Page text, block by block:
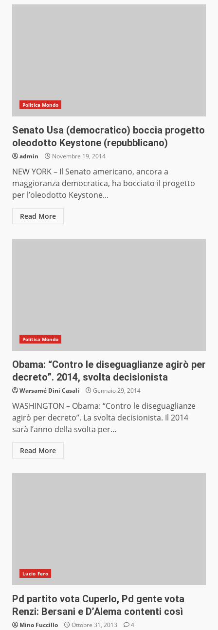
Politica Mondo
Senato Usa (democratico) boccia progetto
oleodotto Keystone (repubblicano)
admin Novembre 19, 2014
NEW YORK – Il Senato americano, ancora a
maggioranza democratica, ha bocciato il progetto
per l’oleodotto Keystone...
Read More
Politica Mondo
Obama: “Contro le diseguaglianze agirò per
decreto”. 2014, svolta decisionista
Warsamé Dini Casali Gennaio 29, 2014
WASHINGTON – Obama: “Contro le diseguaglianze
agirò per decreto”. La svolta decisionista. Il 2014
sarà l’anno della svolta per...
Read More
Lucio Fero
Pd partito vota Cuperlo, Pd gente vota
Renzi: Bersani e D’Alema contenti così
Mino Fuccillo Ottobre 31, 2013 4